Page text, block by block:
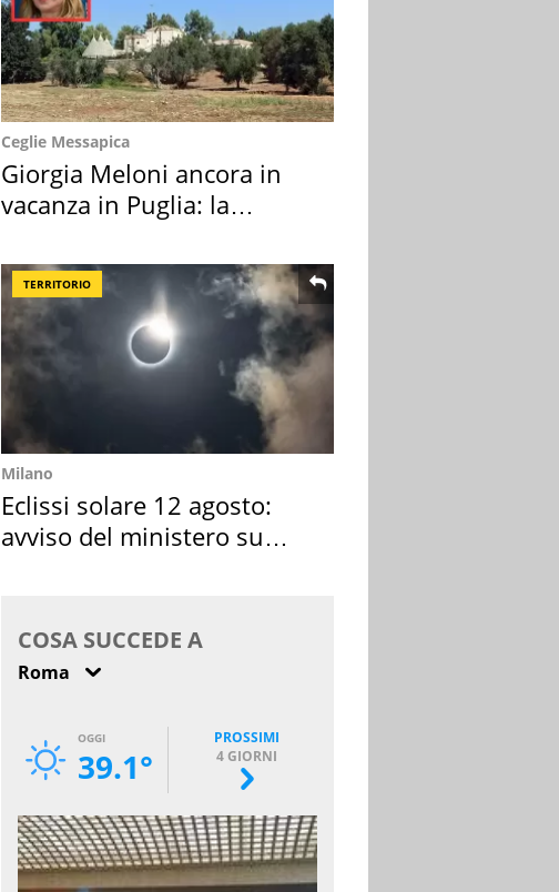
Ceglie Messapica
Giorgia Meloni ancora in
vacanza in Puglia: la
TERRITORIO
Milano
Eclissi solare 12 agosto:
avviso del ministero su